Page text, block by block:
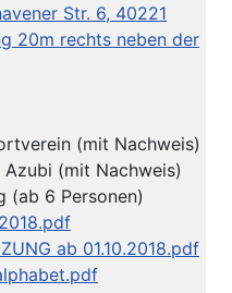
Str. 6, 40221
20m rechts neben der
(mit Nachweis)
(mit Nachweis)
(ab 6 Personen)
ab 01.10.2018.pdf